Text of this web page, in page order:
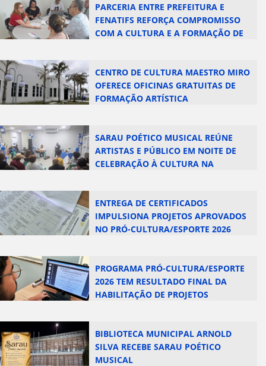
PARCERIA ENTRE PREFEITURA E
FENATIFS REFORÇA COMPROMISSO
COM A CULTURA E A FORMAÇÃO DE
CENTRO DE CULTURA MAESTRO MIRO
OFERECE OFICINAS GRATUITAS DE
FORMAÇÃO ARTÍSTICA
SARAU POÉTICO MUSICAL REÚNE
ARTISTAS E PÚBLICO EM NOITE DE
CELEBRAÇÃO À CULTURA NA
ENTREGA DE CERTIFICADOS
IMPULSIONA PROJETOS APROVADOS
NO PRÓ-CULTURA/ESPORTE 2026
PROGRAMA PRÓ-CULTURA/ESPORTE
2026 TEM RESULTADO FINAL DA
HABILITAÇÃO DE PROJETOS
BIBLIOTECA MUNICIPAL ARNOLD
SILVA RECEBE SARAU POÉTICO
MUSICAL